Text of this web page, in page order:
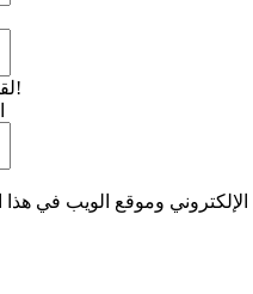
لقد أدخلت عنوان بريد إلكتروني غير صحيح!